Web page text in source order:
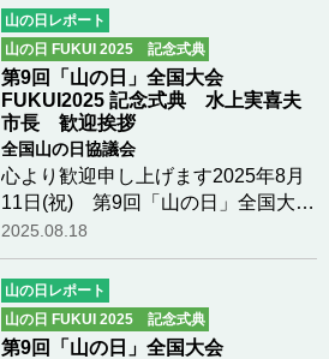
長) 歓迎挨拶皆様、こんにちは。こ
んにちは。大野市長の石山でござい
ます。日本百名山、荒…つづきを読
む
山の日レポート
山の日 FUKUI 2025 記念式典
第9回「山の日」全国大会
FUKUI2025 記念式典 水上実喜夫
市長 歓迎挨拶
全国山の日協議会
心より歓迎申し上げます2025年8月
11日(祝) 第9回「山の日」全国大会
FUKUI2025 記念式典水上 実喜夫
様 (大会実行委員会副会長、勝山市
長) 歓迎挨拶おはようございます。
ご紹介いただきました、勝山市長の
水上と申します。…つづきを読む
2025.08.18
山の日レポート
山の日 FUKUI 2025 記念式典
第9回「山の日」全国大会